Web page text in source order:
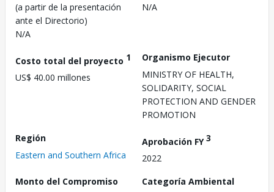
(a partir de la presentación
ante el Directorio)
N/A
N/A
Costo total del proyecto 1
US$ 40.00 millones
Organismo Ejecutor
MINISTRY OF HEALTH,
SOLIDARITY, SOCIAL
PROTECTION AND GENDER
PROMOTION
Región
Eastern and Southern Africa
Aprobación FY3
2022
Monto del Compromiso
Categoría Ambiental